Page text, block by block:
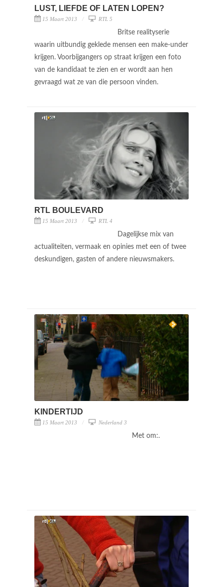
LUST, LIEFDE OF LATEN LOPEN?
15 Maart 2013 RTL 5
Britse realityserie
waarin uitbundig geklede mensen een make-under
krijgen. Voorbijgangers op straat krijgen een foto
van de kandidaat te zien en er wordt aan hen
gevraagd wat ze van die persoon vinden.
RTL BOULEVARD
15 Maart 2013 RTL 4
Dagelijkse mix van
actualiteiten, vermaak en opinies met een of twee
deskundigen, gasten of andere nieuwsmakers.
KINDERTIJD
15 Maart 2013 Nederland 3
Met om:.